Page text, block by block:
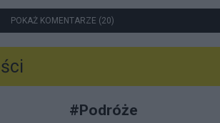
POKAŻ KOMENTARZE (20)
#Podróże